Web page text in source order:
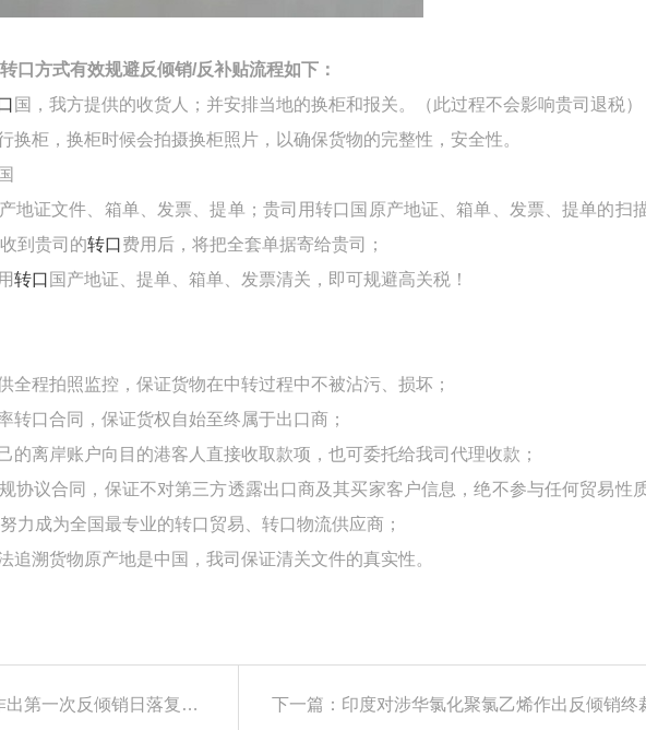
口方式有效规避反倾销/反补贴流程如下：
国，我方提供的收货人；并安排当地的换柜和报关。（此过程不会影响贵司退税）
换柜，换柜时候会拍摄换柜照片，以确保货物的完整性，安全性。
地证文件、箱单、发票、提单；贵司用转口国原产地证、箱单、发票、提单的扫
到贵司的转口费用后，将把全套单据寄给贵司；
转口 国产地证、提单、箱单、发票清关，即可规避高关税！
全程拍照监控，保证货物在中转过程中不被沾污、损坏；
转口合同，保证货权自始至终属于出口商；
的离岸账户向目的港客人直接收取款项，也可委托给我司代理收款；
协议合同，保证不对第三方透露出口商及其买家客户信息，绝不参与任何贸易性
力成为全国最专业的转口贸易、转口物流供应商；
追溯货物原产地是中国，我司保证清关文件的真实性。
上一篇：欧盟对华阿斯巴甜作出第一次反倾销日落复审终裁 下一篇：印度对涉华氯化聚氯乙烯作出反倾销终